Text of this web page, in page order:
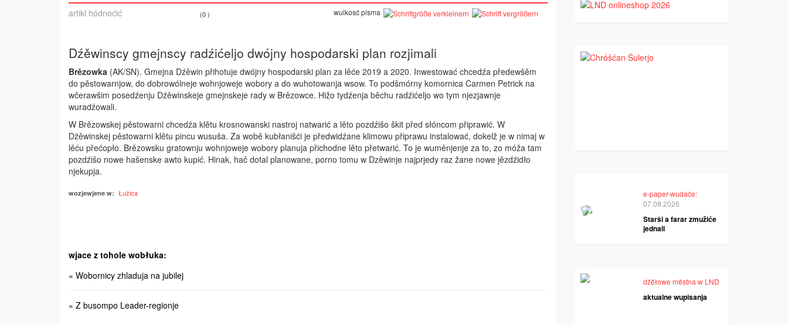
artikl hódnoćić (0 ) wulkosć pisma
Dźěwinscy gmejnscy radźićeljo dwójny hospodarski plan rozjimali
Brězowka (AK/SN). Gmejna Dźěwin přihotuje dwójny hospodarski plan za lěće 2019 a 2020. Inwestować chcedźa předewšěm
do pěstowarnjow, do dobrowólneje wohnjoweje wobory a do wuhotowanja wsow. To podšmórny komornica Carmen Petrick na
wčerawšim posedźenju Dźěwinskeje gmejnskeje rady w Brězowce. Hižo tydźenja běchu radźićeljo wo tym njezjawnje
wuradźowali.
W Brězowskej pěstowarni chcedźa klětu krosnowanski nastroj natwarić a lěto pozdźišo škit před słóncom připrawić. W
Dźěwinskej pěstowarni klětu pincu wusuša. Za wobě kubłanišći je předwidźane klimowu připrawu instalować, dokelž je w nimaj w
lěću přećopło. Brězowsku gratownju wohnjoweje wobory planuja přichodne lěto přetwarić. To je wuměnjenje za to, zo móža tam
pozdźišo nowe hašenske awto kupić. Hinak, hač dotal planowane, porno tomu w Dzěwinje najprjedy raz žane nowe jězdźidło
njekupja.
wozjewjene w: Łužica
wjace z tohole wobłuka:
« Wobornicy zhladuja na jubilej
« Z busompo Leader-regionje
e-paper-wudaće:
07.08.2026
Starši a farar zmužiće
jednali
dźěłowe městna w LND
aktualne wupisanja